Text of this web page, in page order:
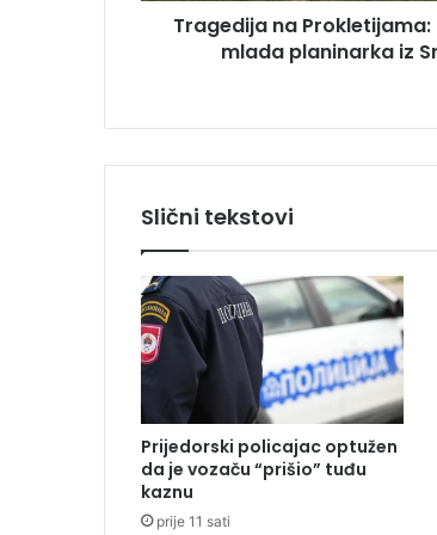
u
o
t
i
j
a
m
a
o
g
i
n
u
Tragedija na Prokletijama:
mlada planinarka iz
Slični tekstovi
Prijedorski policajac optužen
da je vozaču “prišio” tuđu
kaznu
prije 11 sati